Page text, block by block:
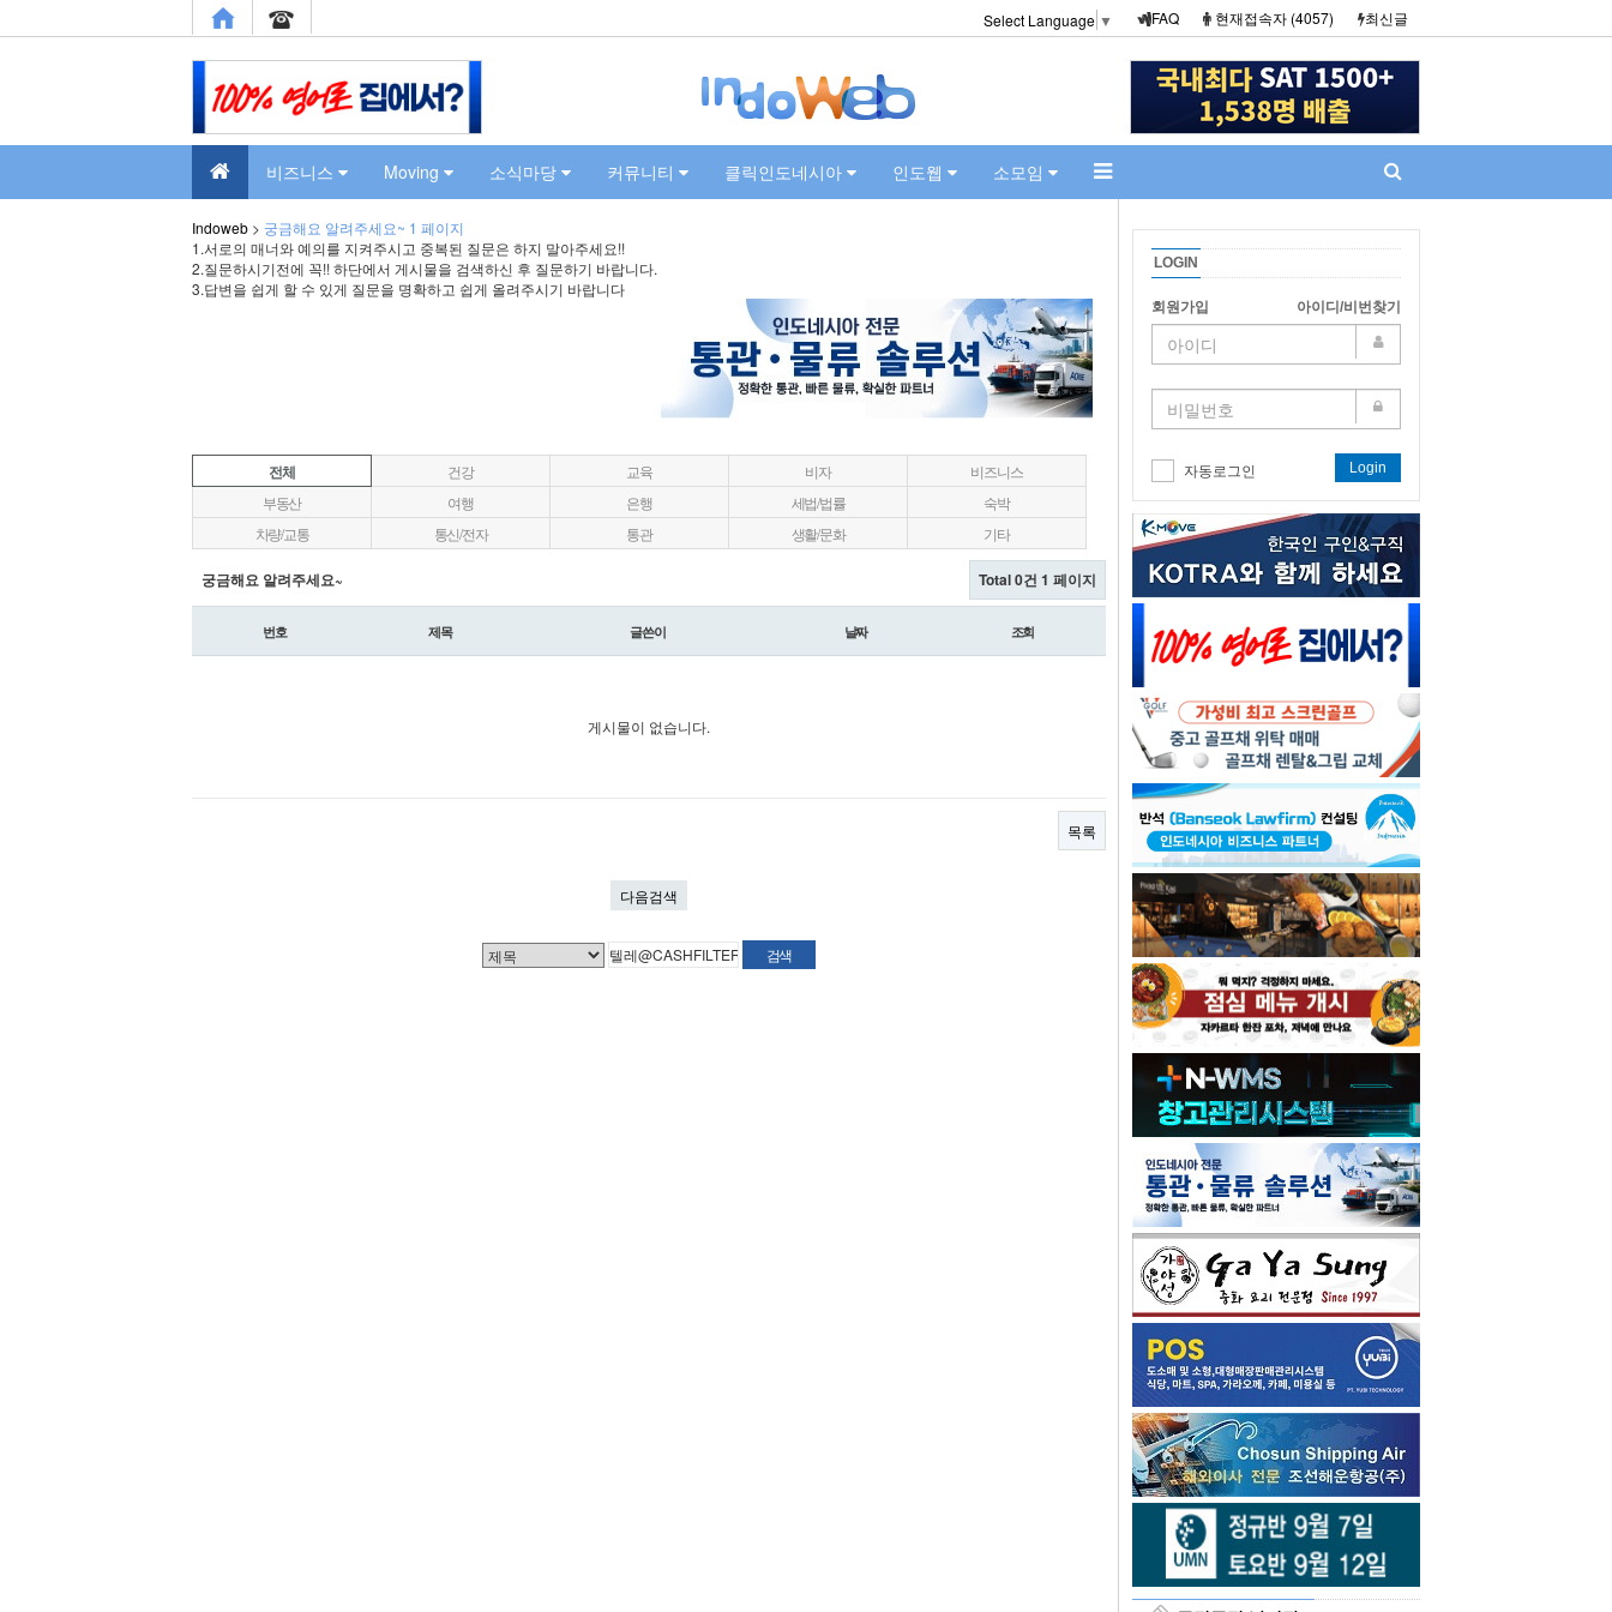
Select Language ▼ FAQ 현재접속자 (4057) 최신글
비즈니스 Moving 소식마당 커뮤니티 클릭인도네시아 인도웹 소모임
LOGIN
회원가입 아이디/비번찾기
자동로그인 Login
Indoweb > 궁금해요 알려주세요~ 1 페이지
1.서로의 매너와 예의를 지켜주시고 중복된 질문은 하지 말아주세요!!
2.질문하시기전에 꼭!! 하단에서 게시물을 검색하신 후 질문하기 바랍니다.
3.답변을 쉽게 할 수 있게 질문을 명확하고 쉽게 올려주시기 바랍니다
전체 건강 교육 비자
비즈니스
부동산
여행 은행 세법/법률
숙박
차량/교통
통신/전자 통관 생활/문화 기타
궁금해요 알려주세요~ Total 0건 1 페이지
번호 제목 글쓴이 날짜 조회
게시물이 없습니다.
목록
다음검색